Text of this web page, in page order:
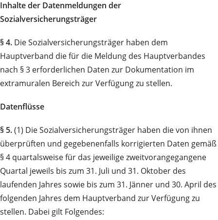
Inhalte der Datenmeldungen der
Sozialversicherungsträger
§ 4. Die Sozialversicherungsträger haben dem
Hauptverband die für die Meldung des Hauptverbandes
nach § 3 erforderlichen Daten zur Dokumentation im
extramuralen Bereich zur Verfügung zu stellen.
Datenflüsse
§ 5.(1) Die Sozialversicherungsträger haben die von ihnen
überprüften und gegebenenfalls korrigierten Daten gemäß
§ 4 quartalsweise für das jeweilige zweitvorangegangene
Quartal jeweils bis zum 31. Juli und 31. Oktober des
laufenden Jahres sowie bis zum 31. Jänner und 30. April des
folgenden Jahres dem Hauptverband zur Verfügung zu
stellen. Dabei gilt Folgendes: